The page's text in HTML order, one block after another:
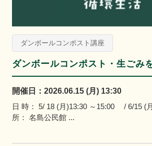
ダンボールコンポスト講座
ダンボールコンポスト・生ごみ
開催日：2026.06.15 (月) 13:30
日 時： 5/ 18 (月)13:30 ～15:00 / 6/15 (
所： 名島公民館 ...